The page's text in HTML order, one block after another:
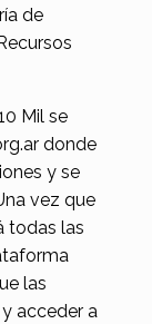
de
Mil se
donde
y se
vez que
todas las
las
acceder a